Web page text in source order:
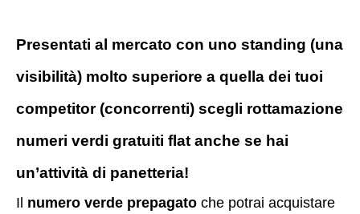
Presentati al mercato con uno standing (una
visibilità) molto superiore a quella dei tuoi
competitor (concorrenti) scegli rottamazione
numeri verdi gratuiti flat anche se hai
un’attività di panetteria!
Il numero verde prepagato che potrai acquistare